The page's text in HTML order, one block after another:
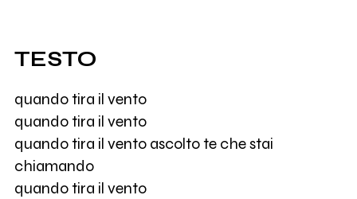
TESTO
quando tira il vento
quando tira il vento
quando tira il vento ascolto te che stai
chiamando
quando tira il vento